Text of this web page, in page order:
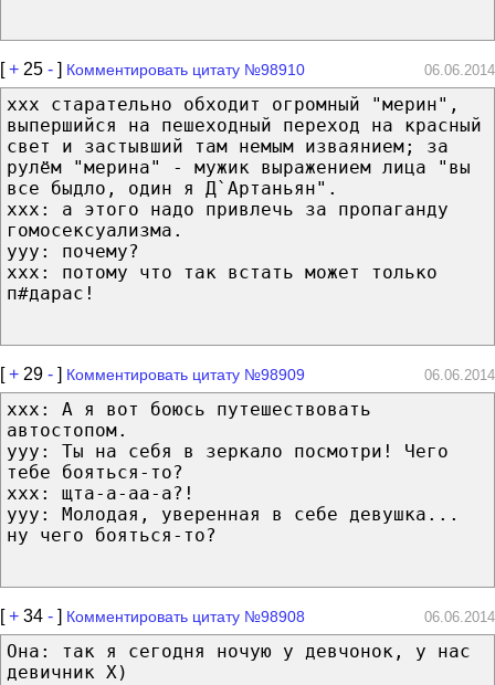
[+ 25 - ] Комментировать цитату №98910 06.06.2014
ххх старательно обходит огромный "мерин",
выпершийся на пешеходный переход на красный
свет и застывший там немым изваянием; за
рулём "мерина" - мужик выражением лица "вы
все быдло, один я Д`Артаньян".
ххх: а этого надо привлечь за пропаганду
гомосексуализма.
ууу: почему?
ххх: потому что так встать может только
п#дарас!
[+ 29 - ] Комментировать цитату №98909 06.06.2014
ххх: А я вот боюсь путешествовать
автостопом.
ууу: Ты на себя в зеркало посмотри! Чего
тебе бояться-то?
ххх: щта-а-аа-а?!
ууу: Молодая, уверенная в себе девушка...
ну чего бояться-то?
[+ 34 - ] Комментировать цитату №98908 06.06.2014
Она: так я сегодня ночую у девчонок, у нас
девичник Х)